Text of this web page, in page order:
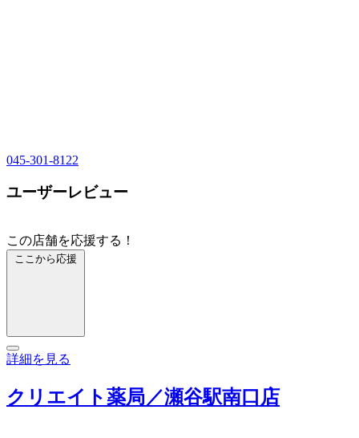
045-301-8122
ユーザーレビュー
この店舗を応援する！
ここから応援
詳細を見る
クリエイト薬局／瀬谷駅南口店